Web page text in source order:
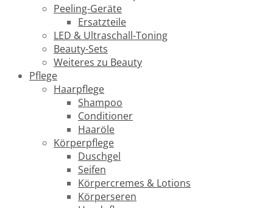
Peeling-Geräte
Ersatzteile
LED & Ultraschall-Toning
Beauty-Sets
Weiteres zu Beauty
Pflege
Haarpflege
Shampoo
Conditioner
Haaröle
Körperpflege
Duschgel
Seifen
Körpercremes & Lotions
Körperseren